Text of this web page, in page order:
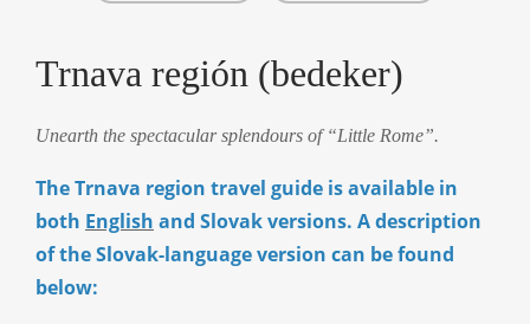
Trnava región (bedeker)
Unearth the spectacular splendours of “Little Rome”.
The Trnava region travel guide is available in
both English and Slovak versions. A description
of the Slovak-language version can be found
below: